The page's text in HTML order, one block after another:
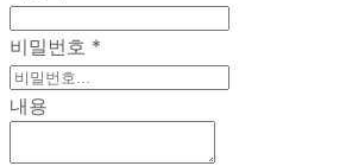
비밀번호 *
내용